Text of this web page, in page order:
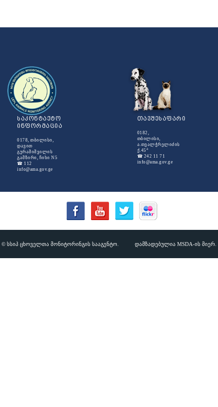
საკონტაქტო
ინფორმაცია
0178, თბილისი,
დავით
გურამიშვილის
გამზირი, ჩიხი N5
☎ 112
info@ama.gov.ge
თავშესაფარი
0182,
თბილისი,
ა.თვალჭრელიძის
ქ.45 ა
☎ 242 11 71
info@ama.gov.ge
© სსიპ ცხოველთა მონიტორინგის სააგენტო. დამზადებულია MSDA-ის მიერ.